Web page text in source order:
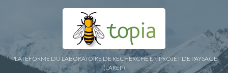
PLATEFORME DU LABORATOIRE DE RECHERCHE EN PROJET DE PAYSAGE
(LAREP)